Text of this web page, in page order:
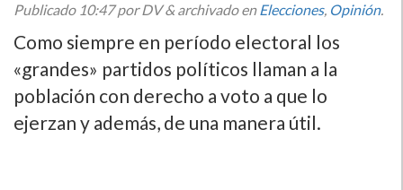
Publicado 10:47por DV&archivado enElecciones, Opinión.
Como siempre en perí­odo electoral los
«grandes» partidos polí­ticos llaman a la
población con derecho a voto a que lo
ejerzan y además, de una manera útil.